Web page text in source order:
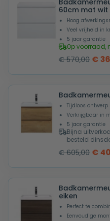
€
60cm mat wit
Hoog
Veel vrijheid in
5 jaar garantie
Op voorraad,
€570,00
was:
€
€
Tijdloos ontwerp
Verkrijgbaar in
5 jaar garantie
Bijna
besteld
€605,00
was:
€
€
eiken
Perfect te
Eenvoudige